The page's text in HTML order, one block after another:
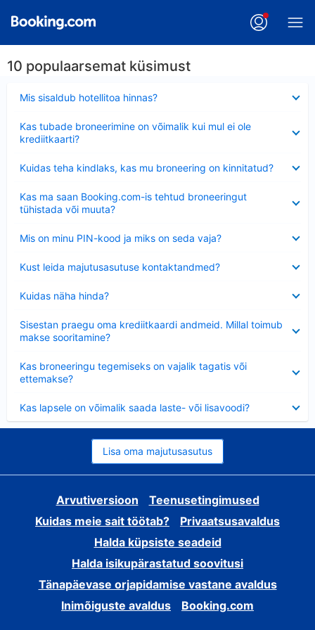
10 populaarsemat küsimust
Mis sisaldub hotellitoa hinnas?
Kas tubade broneerimine on võimalik kui mul ei ole
krediitkaarti?
Kuidas teha kindlaks, kas mu broneering on kinnitatud?
Kas ma saan Booking.com-is tehtud broneeringut
tühistada või muuta?
Mis on minu PIN-kood ja miks on seda vaja?
Kust leida majutusasutuse kontaktandmed?
Kuidas näha hinda?
Sisestan praegu oma krediitkaardi andmeid. Millal toimub
makse sooritamine?
Kas broneeringu tegemiseks on vajalik tagatis või
ettemakse?
Kas lapsele on võimalik saada laste- või lisavoodi?
Lisa oma majutusasutus
Arvutiversioon
Teenusetingimused
Kuidas meie sait töötab?
Privaatsusavaldus
Halda küpsiste seadeid
Halda isikupärastatud soovitusi
Tänapäevase orjapidamise vastane avaldus
Inimõiguste avaldus
Booking.com